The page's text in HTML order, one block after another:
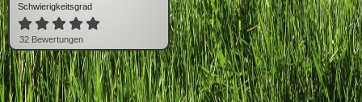
Schwierigkeitsgrad
32 Bewertungen